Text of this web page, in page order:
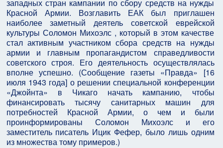
западных стран кампании по сбору средств на нужды
Красной Армии. Возглавить ЕАК был приглашен
наиболее заметный деятель советской еврейской
культуры Соломон Михоэлс , который в этом качестве
стал активным участником сбора средств на нужды
армии и главным пропагандистом справедливости
советского строя. Его деятельность осуществлялась
вполне успешно. (Сообщение газеты «Правда» [16
июля 1943 года] о решении специальной конференции
«Джойнта» в Чикаго начать кампанию, чтобы
финансировать тысячу санитарных машин для
потребностей Красной Армии, о чем и были
проинформированы Соломон Михоэлс и его
заместитель писатель Ицик Фефер, было лишь одним
из множества тому примеров.)